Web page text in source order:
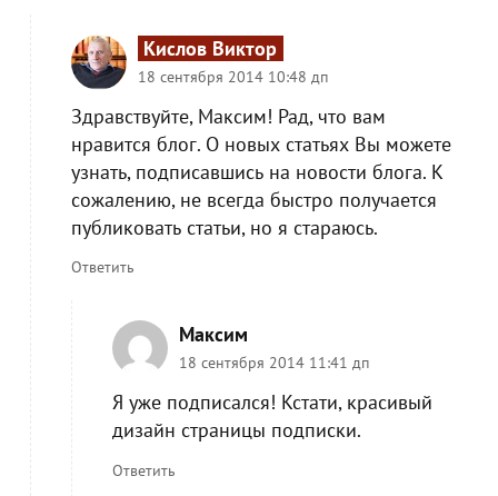
Кислов Виктор
18 сентября 2014 10:48 дп
Здравствуйте, Максим! Рад, что вам
нравится блог. О новых статьях Вы можете
узнать, подписавшись на новости блога. К
сожалению, не всегда быстро получается
публиковать статьи, но я стараюсь.
Ответить
Максим
18 сентября 2014 11:41 дп
Я уже подписался! Кстати, красивый
дизайн страницы подписки.
Ответить